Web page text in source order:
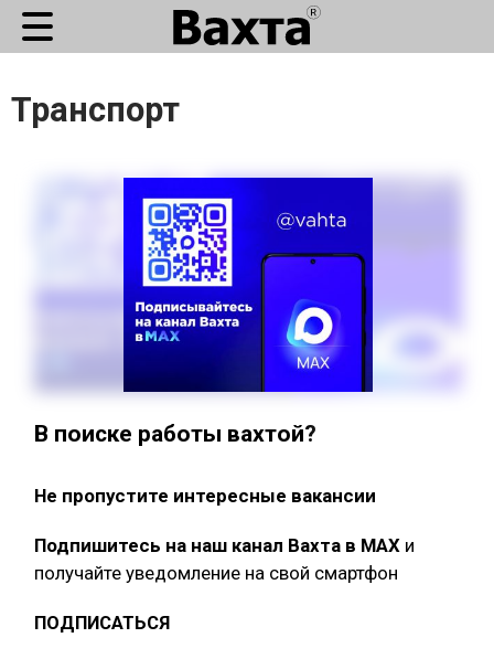
Транспорт
В поиске работы вахтой?
Не пропустите интересные вакансии
Подпишитесь на наш канал Вахта в МАХ и
получайте уведомление на свой смартфон
ПОДПИСАТЬСЯ